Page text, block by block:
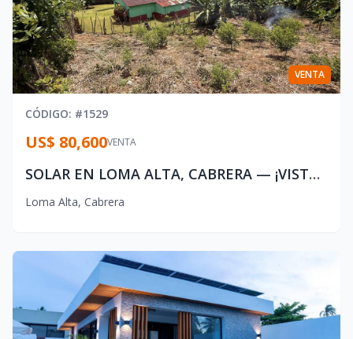
VENTA
CÓDIGO: #1529
VENTA
US$ 80,600
SOLAR EN LOMA ALTA, CABRERA — ¡VISTA AL MAR Y RODEADO DE PARAÍSO!
Loma Alta, Cabrera